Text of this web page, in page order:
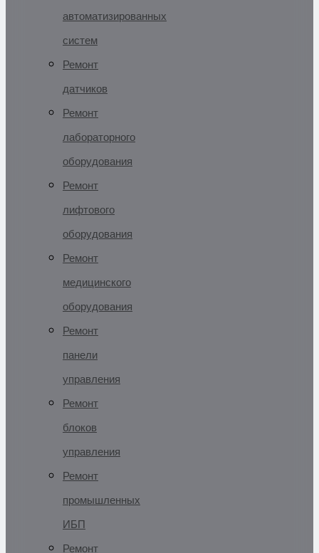
автоматизированных
систем
Ремонт
датчиков
Ремонт
лабораторного
оборудования
Ремонт
лифтового
оборудования
Ремонт
медицинского
оборудования
Ремонт
панели
управления
Ремонт
блоков
управления
Ремонт
промышленных
ИБП
Ремонт